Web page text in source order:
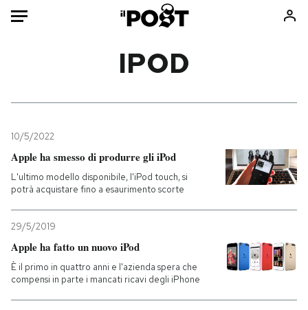
Mondo
Politica
Tecnologia
Internet
Scienza
Economia
Sport
Consumismi
Storie/Idee
Ok Boomer!
Media
Mondiali calcio 2026
IPOD
10/5/2022
Apple ha smesso di produrre gli iPod
L'ultimo modello disponibile, l'iPod touch, si
potrà acquistare fino a esaurimento scorte
29/5/2019
Apple ha fatto un nuovo iPod
È il primo in quattro anni e l'azienda spera che
compensi in parte i mancati ricavi degli iPhone